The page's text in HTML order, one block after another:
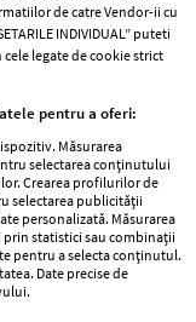
25.09.2025.
de catre Vendor-ii cu
INDIVIDUAL” puteti
legate de cookie strict
pentru a oferi:
Măsurarea
selectarea conținutului
Crearea profilurilor de
selectarea publicității
personalizată. Măsurarea
statistici sau combinații
pentru a selecta conținutul.
Date precise de